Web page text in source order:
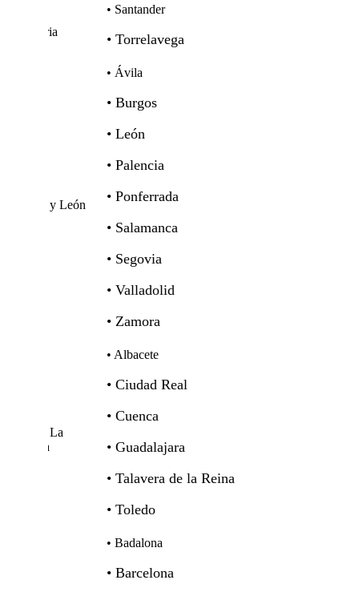
Cantabria
• Santander
• Torrelavega
Castilla y León
• Ávila
• Burgos
• León
• Palencia
• Ponferrada
• Salamanca
• Segovia
• Valladolid
• Zamora
Castilla La
Mancha
• Albacete
• Ciudad Real
• Cuenca
• Guadalajara
• Talavera de la Reina
• Toledo
• Badalona
• Barcelona